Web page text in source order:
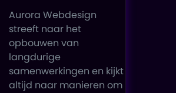
Aurora Webdesign
streeft naar het
opbouwen van
langdurige
samenwerkingen en kijkt
altijd naar manieren om